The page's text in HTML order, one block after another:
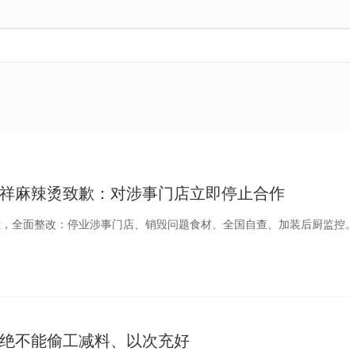
麻辣烫致歉：对涉事门店立即停止合作
全面整改：停业涉事门店、销毁问题食材、全国自查、加装后厨监控。
不能偷工减料、以次充好